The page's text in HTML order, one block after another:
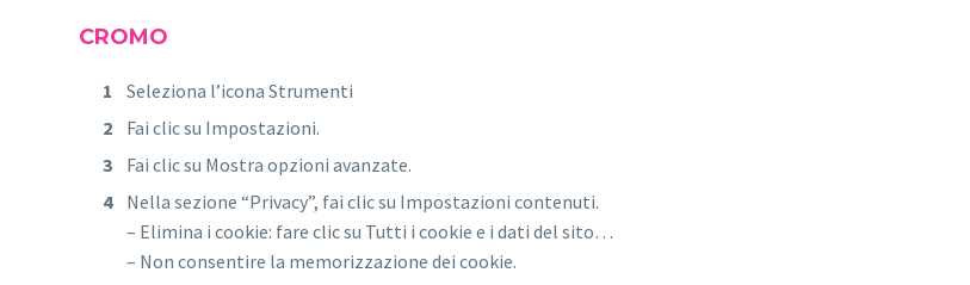
CROMO
Seleziona l’icona Strumenti
Fai clic su Impostazioni.
Fai clic su Mostra opzioni avanzate.
Nella sezione “Privacy”, fai clic su Impostazioni contenuti.
– Elimina i cookie: fare clic su Tutti i cookie e i dati del sito…
– Non consentire la memorizzazione dei cookie.